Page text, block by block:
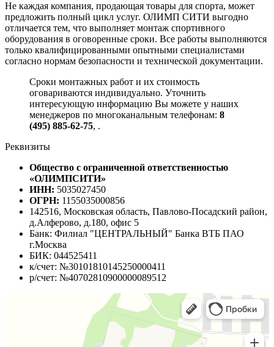
Не каждая компания, продающая товары для спорта, может
предложить полный цикл услуг. ОЛИМП СИТИ выгодно
отличается тем, что выполняет монтаж спортивного
оборудования в оговоренные сроки. Все работы выполняются
только квалифицированными опытными специалистами
согласно нормам безопасности и технической документации.
Сроки монтажных работ и их стоимость
оговариваются индивидуально. Уточнить
интересующую информацию Вы можете у наших
менеджеров по многоканальным телефонам: 8
(495) 885-62-75, .
Реквизиты
Общество с ограниченной ответственностью
«ОЛИМПСИТИ»
ИНН: 5035027450
ОГРН: 1155035000856
142516, Московская область, Павлово-Посадский район,
д.Алферово, д.180, офис 5
Банк: Филиал "ЦЕНТРАЛЬНЫЙ" Банка ВТБ ПАО
г.Москва
БИК: 044525411
к/счет: №30101810145250000411
р/счет: №40702810900000089512